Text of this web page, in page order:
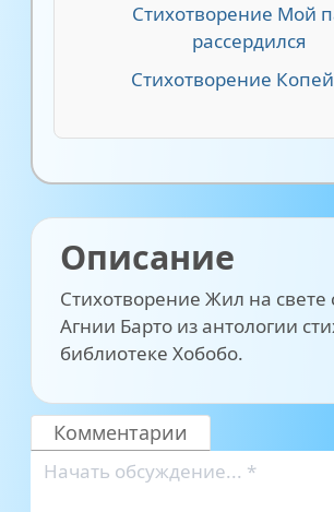
Стихотворение Мой
рассердился
Стихотворение
Описание
Стихотворение Жил на свете
Агнии Барто из антологии
библиотеке Хобобо.
Комментарии